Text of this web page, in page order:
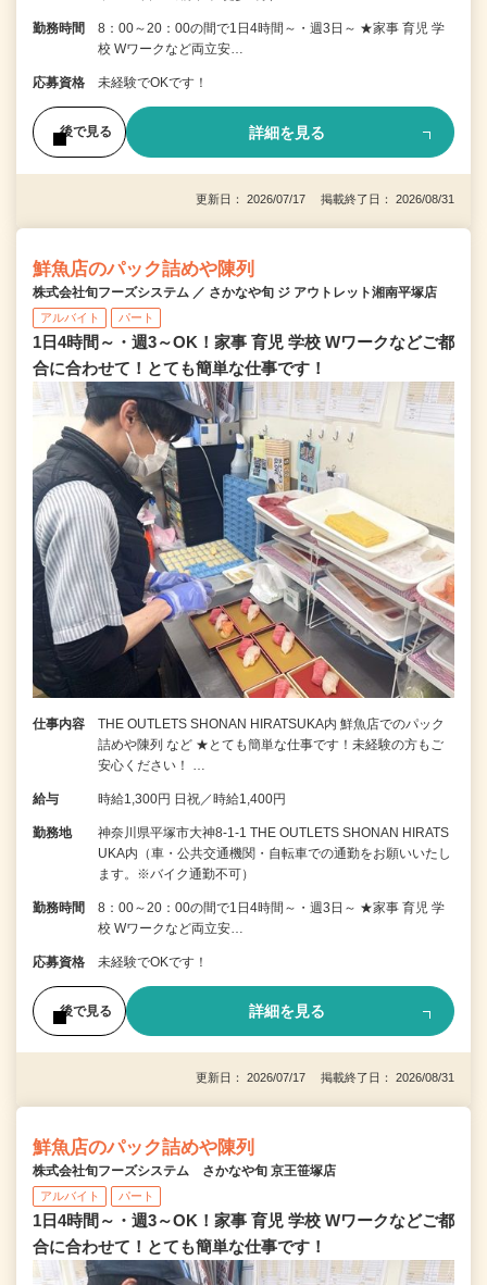
勤務時間
8：00～20：00の間で1日4時間～・週3日～ ★家事 育児 学
校 Wワークなど両立安…
応募資格 未経験でOKです！
後で見る 詳細を見る
更新日： 2026/07/17 掲載終了日： 2026/08/31
鮮魚店のパック詰めや陳列
株式会社旬フーズシステム ／ さかなや旬 ジ アウトレット湘南平塚店
アルバイト パート
1日4時間～・週3～OK！家事 育児 学校 Wワークなどご都
合に合わせて！とても簡単な仕事です！
仕事内容
THE OUTLETS SHONAN HIRATSUKA内 鮮魚店でのパック
詰めや陳列 など ★とても簡単な仕事です！未経験の方もご
安心ください！ …
給与 時給1,300円 日祝／時給1,400円
勤務地
神奈川県平塚市大神8-1-1 THE OUTLETS SHONAN HIRATS
UKA内（車・公共交通機関・自転車での通勤をお願いいたし
ます。※バイク通勤不可）
勤務時間
8：00～20：00の間で1日4時間～・週3日～ ★家事 育児 学
校 Wワークなど両立安…
応募資格 未経験でOKです！
後で見る 詳細を見る
更新日： 2026/07/17 掲載終了日： 2026/08/31
鮮魚店のパック詰めや陳列
株式会社旬フーズシステム さかなや旬 京王笹塚店
アルバイト パート
1日4時間～・週3～OK！家事 育児 学校 Wワークなどご都
合に合わせて！とても簡単な仕事です！